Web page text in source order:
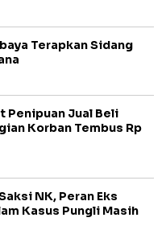
Terapkan Sidang
Penipuan Jual Beli
Korban Tembus Rp
NK, Peran Eks
Kasus Pungli Masih